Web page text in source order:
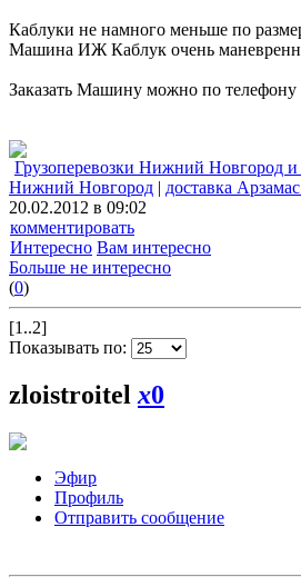
Каблуки не намного меньше по
Машина ИЖ Каблук очень
Заказать Машину можно по телефону
Грузоперевозки Нижний Новгород и
Нижний Новгород | доставка
20.02.2012 в 09:02
комментировать
Интересно Вам интересно
Больше не интересно
(0)
[1..2]
Показывать по:
zloistroitelx0
Эфир
Профиль
Отправить сообщение